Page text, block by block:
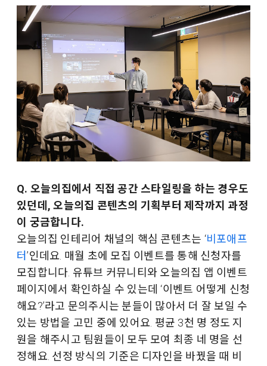
Q. 오늘의집에서 직접 공간 스타일링을 하는 경우도
있던데, 오늘의집 콘텐츠의 기획부터 제작까지 과정
이 궁금합니다.
오늘의집 인테리어 채널의 핵심 콘텐츠는 ‘비포애프
터’인데요. 매월 초에 모집 이벤트를 통해 신청자를
모집합니다. 유튜브 커뮤니티와 오늘의집 앱 이벤트
페이지에서 확인하실 수 있는데 ‘이벤트 어떻게 신청
해요?’라고 문의주시는 분들이 많아서 더 잘 보일 수
있는 방법을 고민 중에 있어요. 평균 3천 명 정도 지
원을 해주시고 팀원들이 모두 모여 최종 네 명을 선
정해요. 선정 방식의 기준은 디자인을 바꿨을 때 비